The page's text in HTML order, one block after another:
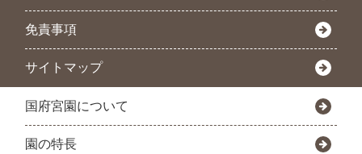
免責事項
サイトマップ
国府宮園について
園の特長